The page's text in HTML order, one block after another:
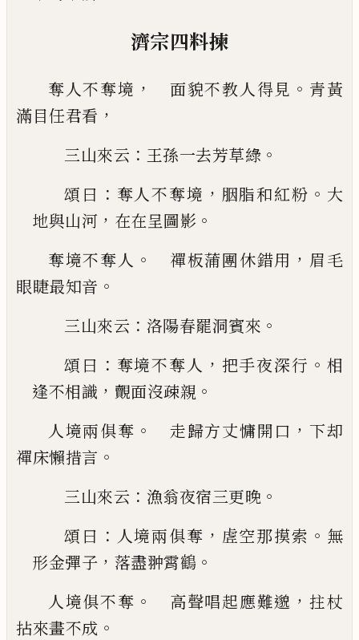
濟宗四料揀
奪人不奪境 ， 面貌不教人得見 。 青黃
滿目任君看 ，
三山來云 ： 王孫一去芳草綠 。
頌曰 ： 奪人不奪境 ， 胭脂和紅粉 。 大
地與山河 ， 在在呈圖影 。
奪境不奪人 。 禪板蒲團休錯用 ， 眉毛
眼睫最知音 。
三山來云 ： 洛陽春罷洞賓來 。
頌曰 ： 奪境不奪人 ， 把手夜深行 。 相
逢不相識 ， 覿面沒疎親 。
人境兩俱奪 。 走歸方丈慵開口 ， 下却
禪床懶措言 。
三山來云 ： 漁翁夜宿三更晚 。
頌曰 ： 人境兩俱奪 ， 虗空那摸索 。 無
形金彈子 ， 落盡翀霄鶴 。
人境俱不奪 。 高聲唱起應難邈 ， 拄杖
拈來畫不成 。